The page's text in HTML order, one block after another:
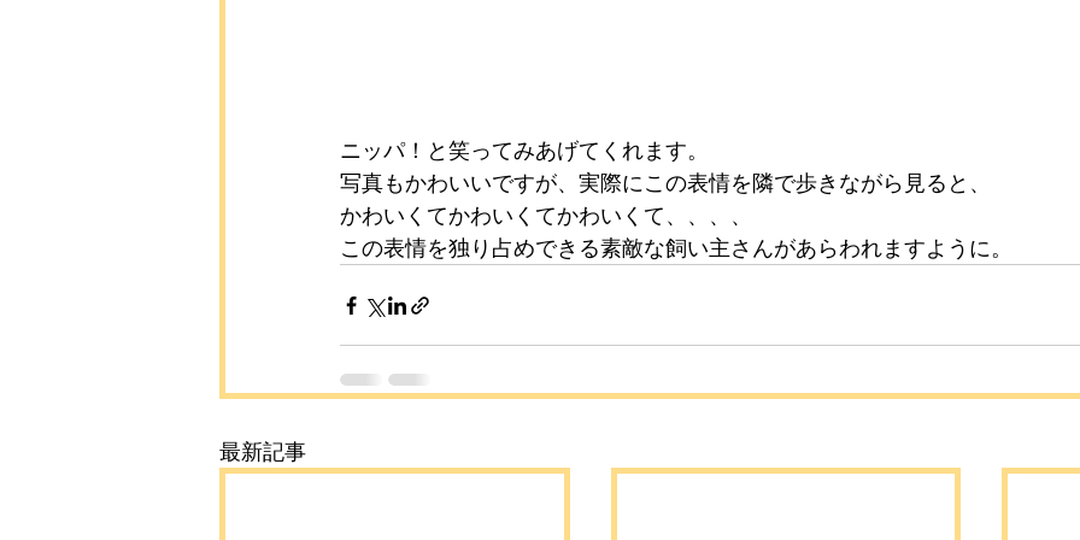
ニッパ！と笑ってみあげてくれます。
写真もかわいいですが、実際にこの表情を隣で歩きながら見ると、
かわいくてかわいくてかわいくて、、、、
この表情を独り占めできる素敵な飼い主さんがあらわれますように。
最新記事